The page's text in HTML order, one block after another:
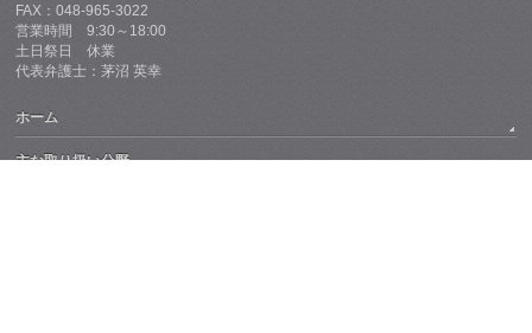
FAX：048-965-3022
営業時間 9:30～18:00
土日祭日 休業
代表弁護士：茅沼 英幸
ホーム
主な取り扱い分野